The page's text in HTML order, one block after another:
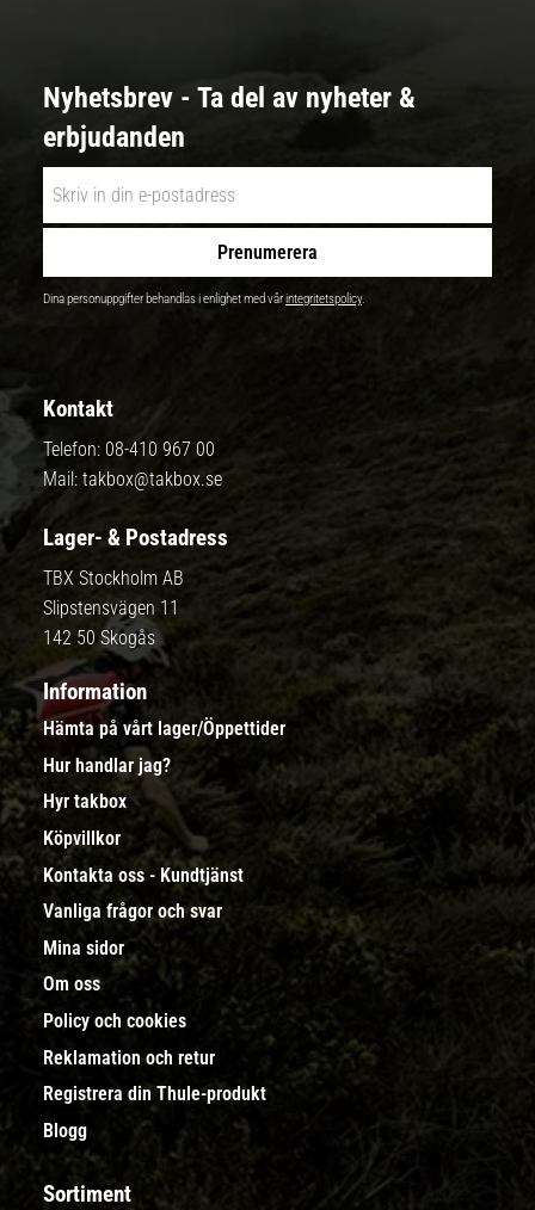
Nyhetsbrev - Ta del av nyheter &
erbjudanden
Prenumerera
Dina personuppgifter behandlas i enlighet med vårintegritetspolicy.
Kontakt
Telefon: 08-410 967 00
Mail: takbox@takbox.se
Lager- & Postadress
TBX Stockholm AB
Slipstensvägen 11
142 50 Skogås
Information
Hämta på vårt lager/Öppettider
Hur handlar jag?
Hyr takbox
Köpvillkor
Kontakta oss - Kundtjänst
Vanliga frågor och svar
Mina sidor
Om oss
Policy och cookies
Reklamation och retur
Registrera din Thule-produkt
Blogg
Sortiment